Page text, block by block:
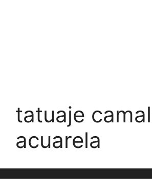
tatuaje
acuarela